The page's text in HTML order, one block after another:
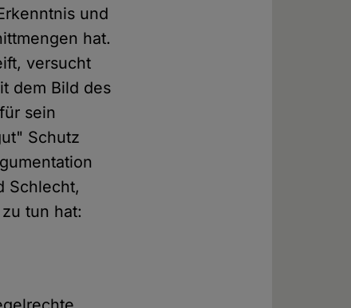
und
hat.
versucht
dem Bild des
sein
Schutz
Schlecht,
tun hat: